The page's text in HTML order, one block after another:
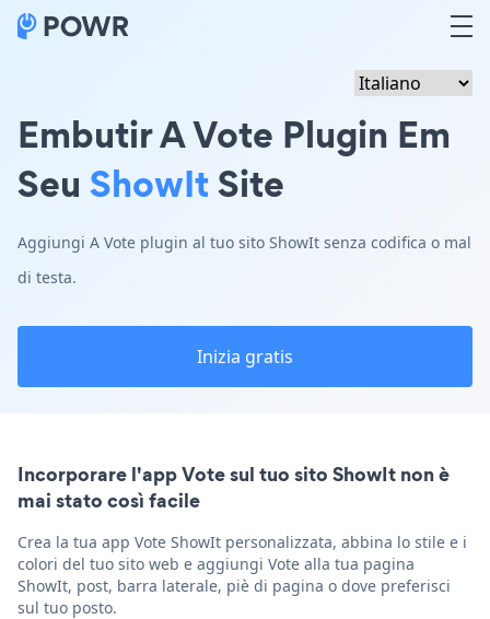
Embutir A Vote Plugin Em
Seu ShowItSite
Aggiungi A Vote plugin al tuo sito ShowIt senza codifica o mal
di testa.
Inizia gratis
Incorporare l'app Vote sul tuo sito ShowIt non è
mai stato così facile
Crea la tua app Vote ShowIt personalizzata, abbina lo stile e i
colori del tuo sito web e aggiungi Vote alla tua pagina
ShowIt, post, barra laterale, piè di pagina o dove preferisci
sul tuo posto.